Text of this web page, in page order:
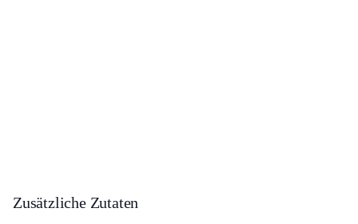
Zusätzliche Zutaten